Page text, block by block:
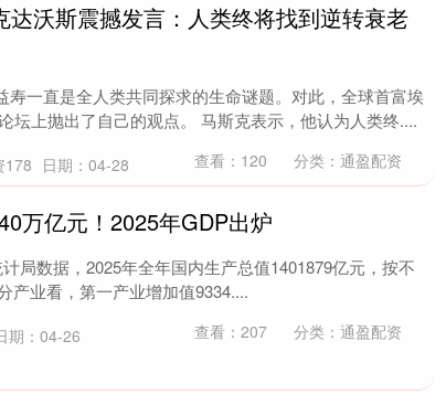
沃斯震撼发言：人类终将找到逆转衰老
寿一直是全人类共同探求的生命谜题。对此，全球首富埃
坛上抛出了自己的观点。 马斯克表示，他认为人类终....
178 日期：04-28 查看： 120 分类： 通盈配资
万亿元！2025年GDP出炉
局数据，2025年全年国内生产总值1401879亿元，按不
产业看，第一产业增加值9334....
期：04-26 查看： 207 分类： 通盈配资